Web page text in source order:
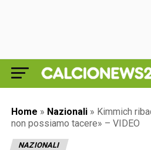
Home » Nazionali » Kimmich
non possiamo tacere» – VIDEO
NAZIONALI